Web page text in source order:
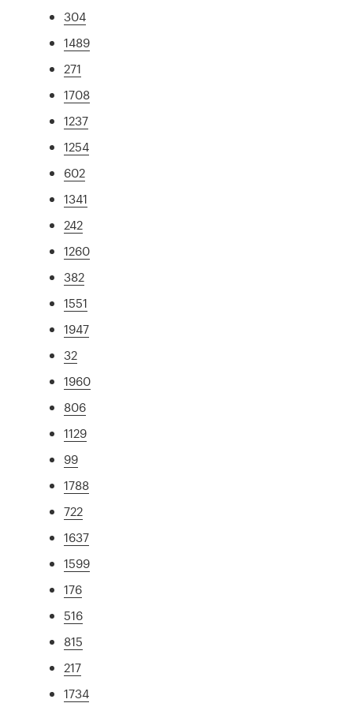
304
1489
271
1708
1237
1254
602
1341
242
1260
382
1551
1947
32
1960
806
1129
99
1788
722
1637
1599
176
516
815
217
1734